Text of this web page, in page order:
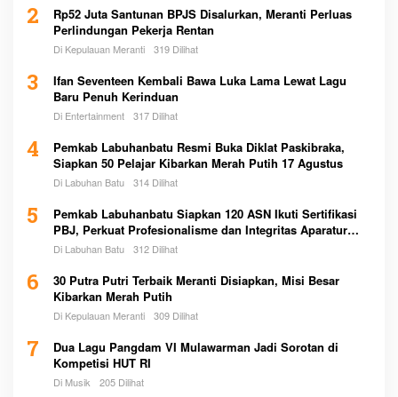
2
Rp52 Juta Santunan BPJS Disalurkan, Meranti Perluas
Perlindungan Pekerja Rentan
Di Kepulauan Meranti 319 Dilihat
3
Ifan Seventeen Kembali Bawa Luka Lama Lewat Lagu
Baru Penuh Kerinduan
Di Entertainment 317 Dilihat
4
Pemkab Labuhanbatu Resmi Buka Diklat Paskibraka,
Siapkan 50 Pelajar Kibarkan Merah Putih 17 Agustus
Di Labuhan Batu 314 Dilihat
5
Pemkab Labuhanbatu Siapkan 120 ASN Ikuti Sertifikasi
PBJ, Perkuat Profesionalisme dan Integritas Aparatur
Pemerintah
Di Labuhan Batu 312 Dilihat
6
30 Putra Putri Terbaik Meranti Disiapkan, Misi Besar
Kibarkan Merah Putih
Di Kepulauan Meranti 309 Dilihat
7
Dua Lagu Pangdam VI Mulawarman Jadi Sorotan di
Kompetisi HUT RI
Di Musik 205 Dilihat